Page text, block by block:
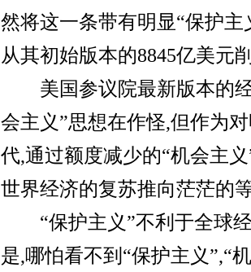
然将这一条带有明显“保护
从其初始版本的8845亿美元
美国参议院最新版本的经
会主义”思想在作怪,但作为
代,通过额度减少的“机会主
世界经济的复苏推向茫茫的
“保护主义”不利于全球经
是,哪怕看不到“保护主义”,“